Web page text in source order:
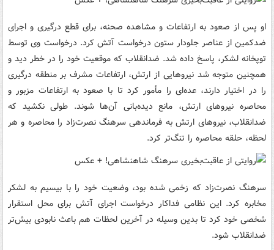
او پس از صعود به ارتفاعات و مشاهده صحنه، برای قطع درگیری و اجرای
ضدکمین از عناصر جلودار ستون درخواست آتش کرد. درخواست وی توسط
توپخانه لشکر، پاسخ داده شد. ضدانقلاب که موقعیت خود را در خطر دید و
همچنین متوجه شد نیروهایی از ارتش، ارتفاعات مشرف بر منطقه درگیری
را در اختیار دارند، عده‌ای را مأمور کرد تا با صعود به ارتفاعات مزبور و
محاصره نیروهای ارتش، مانع دیده‌بانی آن‌ها شوند. طولی نکشید که
ضدانقلاب، نیروهای ارتش به فرماندهی سرهنگ نصرت‌زاد را محاصره و هر
لحظه، حلقه محاصره را تنگ‌تر کرد.
سرهنگ نصرت‌زاد که زخمی شده بود، وضعیت خود را با بی‍سیم به لشکر
مخابره کرد. این نظامی فداکار درخواست اجرای آتش برای محل استقرار
شخصی خود کرد تا بدین وسیله در آخرین لحظات هم باعث نابودی بیش‌تر
ضدانقلاب شود.